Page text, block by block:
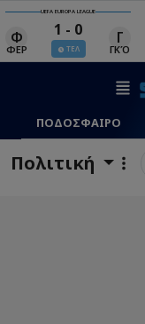
UEFA EUROPA LEAGUE
Κ 18:00
06 Αυγ ΟΥΝ
ΠΟΔΟΣΦΑΙΡΟ
Πολιτική